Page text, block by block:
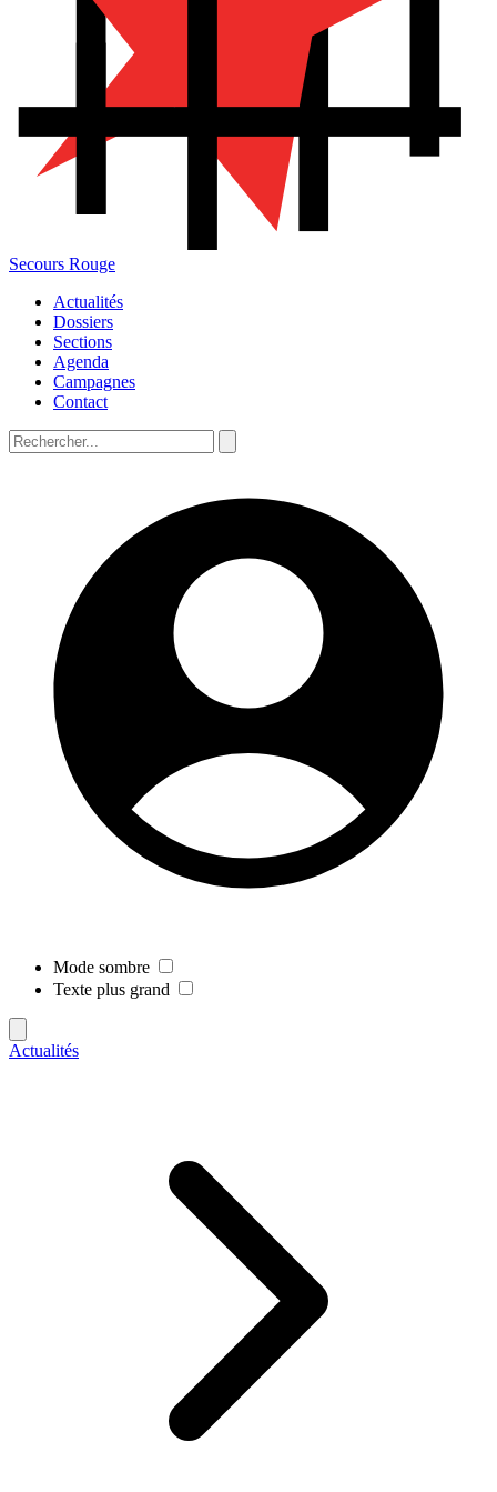
Secours Rouge
Actualités
Dossiers
Sections
Agenda
Campagnes
Contact
Mode sombre
Texte plus grand
Actualités